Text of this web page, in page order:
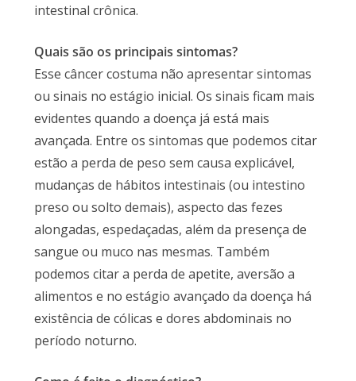
intestinal crônica.
Quais são os principais sintomas?
Esse câncer costuma não apresentar sintomas
ou sinais no estágio inicial. Os sinais ficam mais
evidentes quando a doença já está mais
avançada. Entre os sintomas que podemos citar
estão a perda de peso sem causa explicável,
mudanças de hábitos intestinais (ou intestino
preso ou solto demais), aspecto das fezes
alongadas, espedaçadas, além da presença de
sangue ou muco nas mesmas. Também
podemos citar a perda de apetite, aversão a
alimentos e no estágio avançado da doença há
existência de cólicas e dores abdominais no
período noturno.